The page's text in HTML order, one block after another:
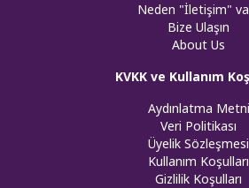
Neden "İletişim"
Bize Ulaşın
About Us
KVKK ve Kullanım
Aydınlatma Metni
Veri Politikası
Üyelik Sözleşmesi
Kullanım Koşulları
Gizlilik Koşulları